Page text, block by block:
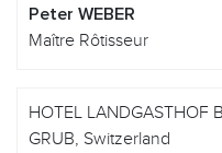
Peter WEBER
Maître Rôtisseur
HOTEL LANDGASTHOF
GRUB, Switzerland